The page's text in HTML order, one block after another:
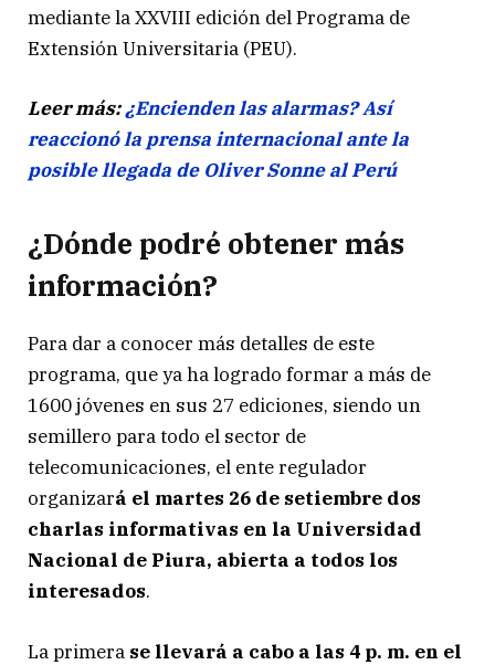
mediante la XXVIII edición del Programa de
Extensión Universitaria (PEU).
Leer más:¿Encienden las alarmas? Así
reaccionó la prensa internacional ante la
posible llegada de Oliver Sonne al Perú
¿Dónde podré obtener más
información?
Para dar a conocer más detalles de este
programa, que ya ha logrado formar a más de
1600 jóvenes en sus 27 ediciones, siendo un
semillero para todo el sector de
telecomunicaciones, el ente regulador
organizará el martes 26 de setiembre dos
charlas informativas en la Universidad
Nacional de Piura, abierta a todos los
interesados.
La primera se llevará a cabo a las 4 p. m. en el